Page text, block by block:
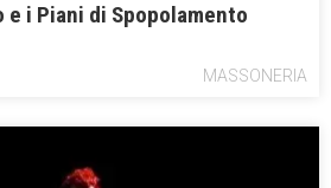
e i Piani di Spopolamento
MASSONERIA